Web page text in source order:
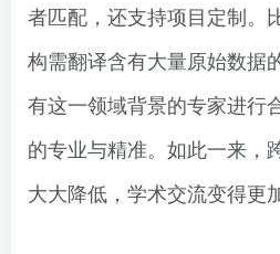
者匹配，还支持项目定制。
构需翻译含有大量原始数据
有这一领域背景的专家进行
的专业与精准。如此一来，
大大降低，学术交流变得更